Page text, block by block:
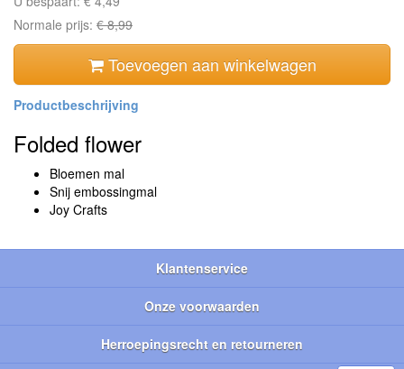
Normale prijs: € 8,99
Toevoegen aan winkelwagen
Folded flower
Bloemen mal
Snij embossingmal
Joy Crafts
Klantenservice
Onze voorwaarden
Herroepingsrecht en retourneren